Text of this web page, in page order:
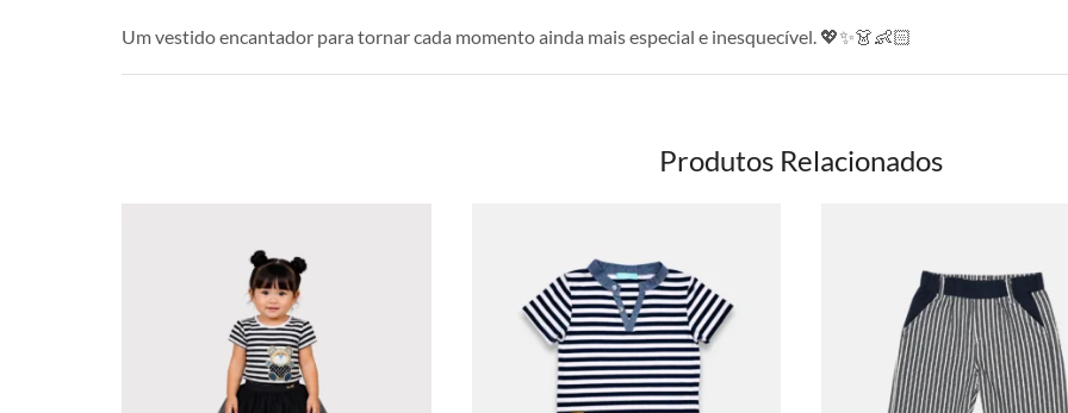
Um vestido encantador para tornar cada momento ainda mais especial e inesquecível. 💖✨👗👶🏻
Produtos Relacionados